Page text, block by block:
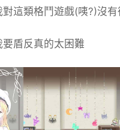
對這類格鬥遊戲(咦?)沒有
要盾反真的太困難